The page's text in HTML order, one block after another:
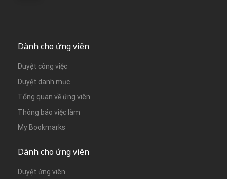
Dành cho ứng viên
Duyệt công việc
Duyệt danh mục
Tổng quan về ứng viên
Thông báo việc làm
My Bookmarks
Dành cho ứng viên
Duyệt ứng viên